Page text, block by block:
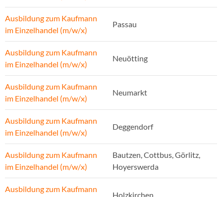
Ausbildung zum Kaufmann
im Einzelhandel (m/w/x)
Passau
Ausbildung zum Kaufmann
im Einzelhandel (m/w/x)
Neuötting
Ausbildung zum Kaufmann
im Einzelhandel (m/w/x)
Neumarkt
Ausbildung zum Kaufmann
im Einzelhandel (m/w/x)
Deggendorf
Ausbildung zum Kaufmann
im Einzelhandel (m/w/x)
Bautzen, Cottbus, Görlitz,
Hoyerswerda
Ausbildung zum Kaufmann
Holzkirchen